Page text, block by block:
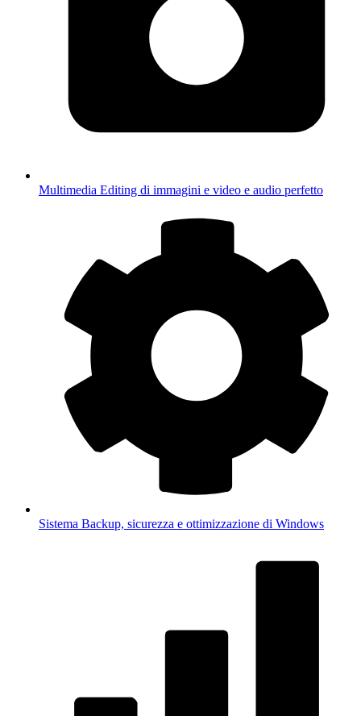
Multimedia Editing di immagini e video e audio perfetto
Sistema Backup, sicurezza e ottimizzazione di Windows